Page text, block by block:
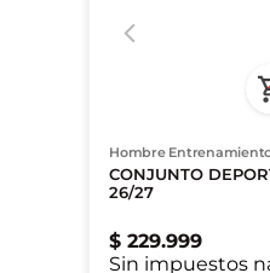
Hombre
CONJUNTO
26/27
$ 229.999
Sin impuestos